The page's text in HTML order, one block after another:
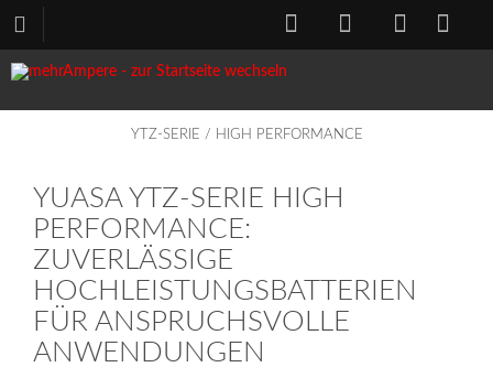
YTZ-SERIE / HIGH PERFORMANCE
YUASA YTZ-SERIE HIGH
PERFORMANCE:
ZUVERLÄSSIGE
HOCHLEISTUNGSBATTERIEN
FÜR ANSPRUCHSVOLLE
ANWENDUNGEN